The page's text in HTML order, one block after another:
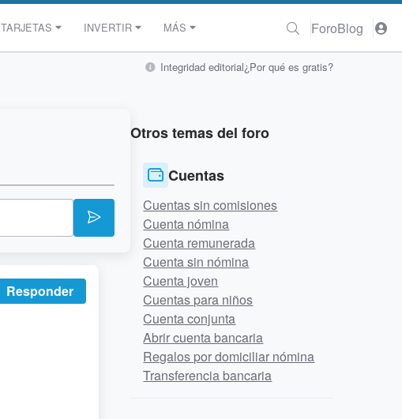
TARJETAS INVERTIR MÁS ForoBlog
Integridad editorial¿Por qué es gratis?
Responder
Otros temas del foro
Cuentas
Cuentas sin comisiones
Cuenta nómina
Cuenta remunerada
Cuenta sin nómina
Cuenta joven
Cuentas para niños
Cuenta conjunta
Abrir cuenta bancaria
Regalos por domiciliar nómina
Transferencia bancaria